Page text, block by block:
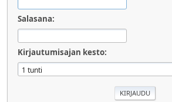
Salasana:
Kirjautumisajan kesto: